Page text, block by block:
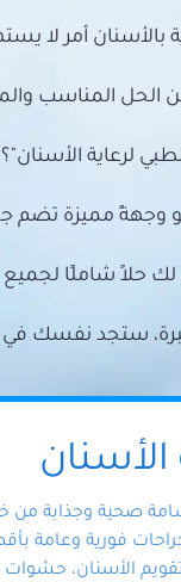
بالأسنان أمر لا
الحل المناسب
لرعاية الأسنان"؟
وجهةً مميزة تضم
حلاً شاملًا
ستجد نفسك في
الأسنان
صحية وجذابة
فورية وعامة
الأسنان، حشوات